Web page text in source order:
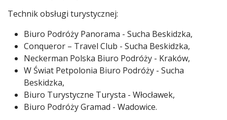
Technik obsługi turystycznej:
Biuro Podróży Panorama - Sucha Beskidzka,
Conqueror – Travel Club - Sucha Beskidzka,
Neckerman Polska Biuro Podróży - Kraków,
W Świat Petpolonia Biuro Podróży - Sucha
Beskidzka,
Biuro Turystyczne Turysta - Włocławek,
Biuro Podróży Gramad - Wadowice.